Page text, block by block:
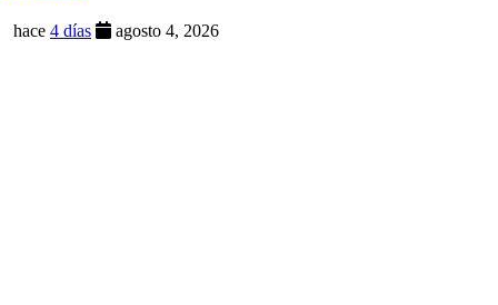
hace 4 días agosto 4, 2026